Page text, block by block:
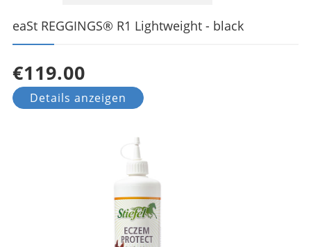
eaSt REGGINGS® R1 Lightweight - black
€119.00
Details anzeigen